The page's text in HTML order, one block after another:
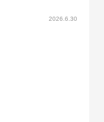
2026.6.30